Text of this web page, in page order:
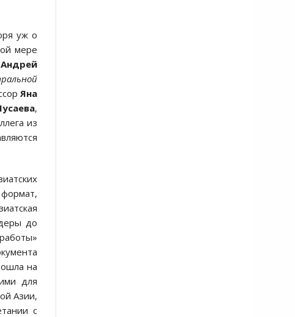
уж о
мере
Андрей
Яна
,
из
до
на
для
Азии,
с